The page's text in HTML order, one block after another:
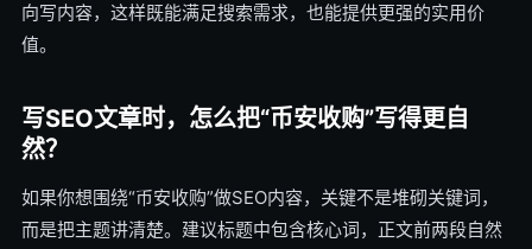
向写内容，这样既能满足搜索需求，也能提供更强的实用价
值。
写SEO文章时，怎么把“币安收购”写得更自
然？
如果你想围绕“币安收购”做SEO内容，关键不是堆砌关键词，
而是把主题讲清楚。建议标题中包含核心词，正文前两段自然